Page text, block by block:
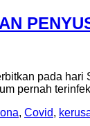
pada
pernah
, Covid,